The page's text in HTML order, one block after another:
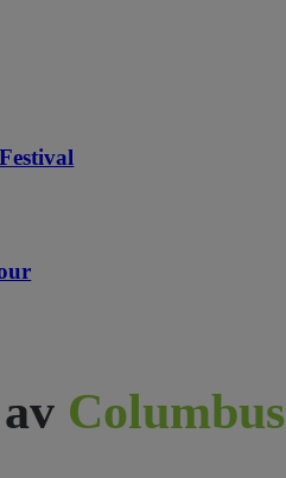
Columbus